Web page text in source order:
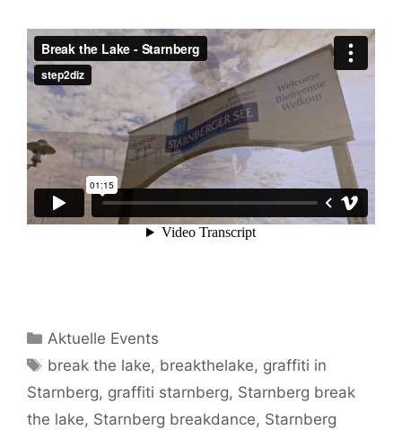
Kategorien
Aktuelle Events
Schlagwörter
break the lake, breakthelake, graffiti in
Starnberg, graffiti starnberg, Starnberg break
the lake, Starnberg breakdance, Starnberg